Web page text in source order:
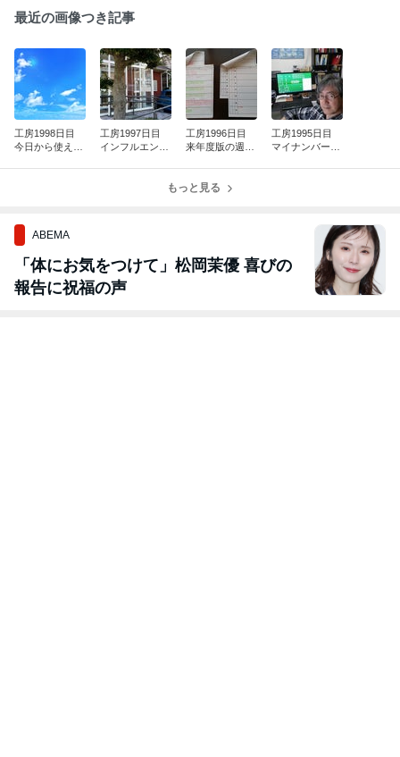
最近の画像つき記事
工房1998日目
今日から使え
工房1997日目
インフルエンザ
工房1996日目
来年度版の週間
た！
工房1995日目
マイナンバー到
もっと見る
ABEMA
「体にお気をつけて」松岡茉優 喜びの
報告に祝福の声